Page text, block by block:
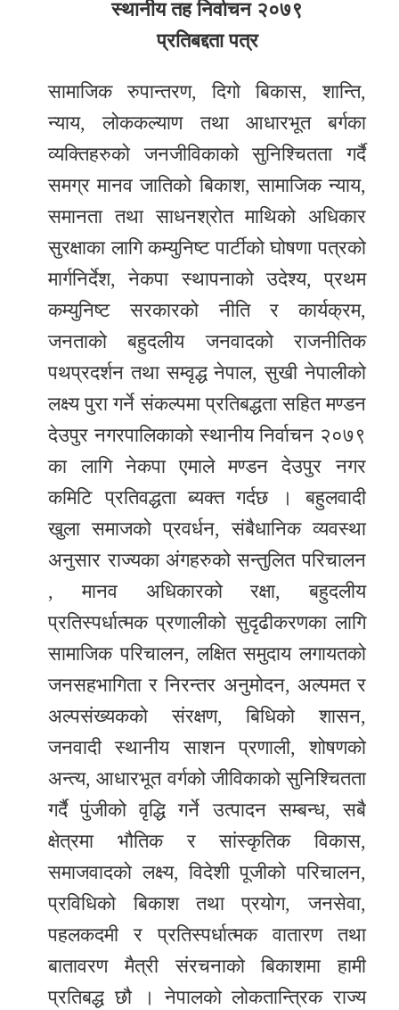
स्थानीय तह निर्वाचन २०७९
प्रतिबद्दता पत्र
सामाजिक रुपान्तरण, दिगो बिकास, शान्ति,
न्याय, लोककल्याण तथा आधारभूत बर्गका
व्यक्तिहरुको जनजीविकाको सुनिश्चितता गर्दै
समग्र मानव जातिको बिकाश, सामाजिक न्याय,
समानता तथा साधनश्रोत माथिको अधिकार
सुरक्षाका लागि कम्युनिष्ट पार्टीको घोषणा पत्रको
मार्गनिर्देश, नेकपा स्थापनाको उदेश्य, प्रथम
कम्युनिष्ट सरकारको नीति र कार्यक्रम,
जनताको बहुदलीय जनवादको राजनीतिक
पथप्रदर्शन तथा सम्वृद्ध नेपाल, सुखी नेपालीको
लक्ष्य पुरा गर्ने संकल्पमा प्रतिबद्धता सहित मण्डन
देउपुर नगरपालिकाको स्थानीय निर्वाचन २०७९
का लागि नेकपा एमाले मण्डन देउपुर नगर
कमिटि प्रतिवद्धता ब्यक्त गर्दछ । बहुलवादी
खुला समाजको प्रवर्धन, संबैधानिक व्यवस्था
अनुसार राज्यका अंगहरुको सन्तुलित परिचालन
, मानव अधिकारको रक्षा, बहुदलीय
प्रतिस्पर्धात्मक प्रणालीको सुदृढीकरणका लागि
सामाजिक परिचालन, लक्षित समुदाय लगायतको
जनसहभागिता र निरन्तर अनुमोदन, अल्पमत र
अल्पसंख्यकको संरक्षण, बिधिको शासन,
जनवादी स्थानीय साशन प्रणाली, शोषणको
अन्त्य, आधारभूत वर्गको जीविकाको सुनिश्चितता
गर्दै पुंजीको वृद्धि गर्ने उत्पादन सम्बन्ध, सबै
क्षेत्रमा भौतिक र सांस्कृतिक विकास,
समाजवादको लक्ष्य, विदेशी पूजीको परिचालन,
प्रविधिको बिकाश तथा प्रयोग, जनसेवा,
पहलकदमी र प्रतिस्पर्धात्मक वातारण तथा
बातावरण मैत्री संरचनाको बिकाशमा हामी
प्रतिबद्ध छौ । नेपालको लोकतान्त्रिक राज्य